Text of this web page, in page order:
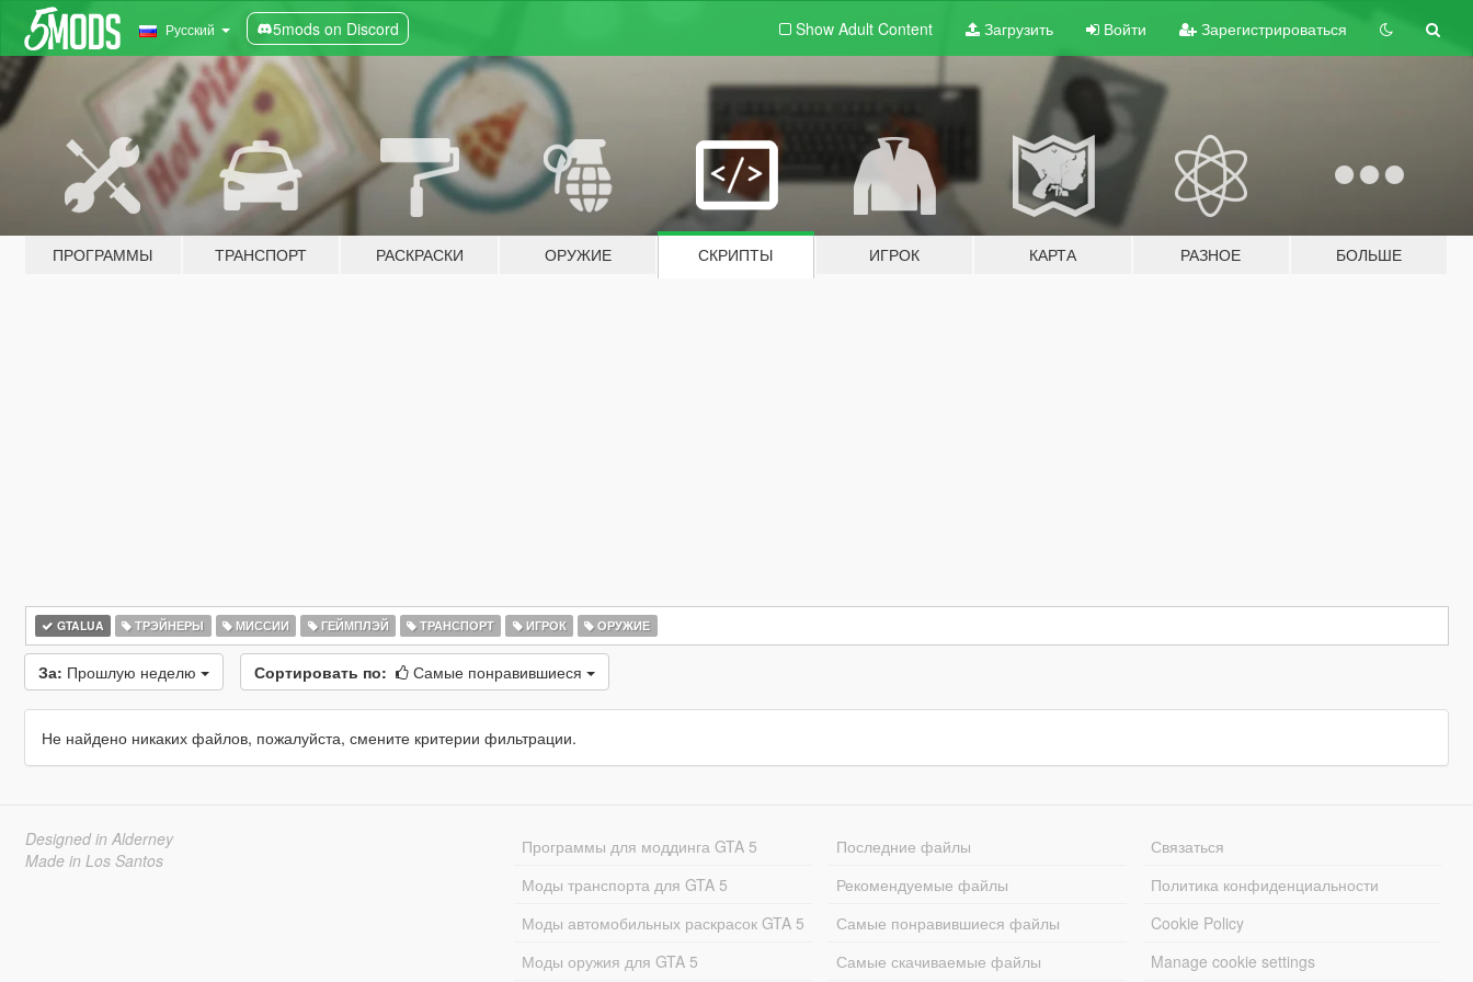
Русский 5mods on Discord Show Adult Content Загрузить Войти Зарегистрироваться
ПРОГРАММЫ ТРАНСПОРТ РАСКРАСКИ ОРУЖИЕ СКРИПТЫ ИГРОК КАРТА РАЗНОЕ БОЛЬШЕ
GTALUA ТРЭЙНЕРЫ МИССИИ ГЕЙМПЛЭЙ ТРАНСПОРТ ИГРОК ОРУЖИЕ
За: Прошлую неделю Сортировать по: Самые понравившиеся
Не найдено никаких файлов, пожалуйста, смените критерии фильтрации.
Designed in Alderney
Made in Los Santos
Программы для моддинга GTA 5
Моды транспорта для GTA 5
Моды автомобильных раскрасок GTA 5
Моды оружия для GTA 5
Последние файлы
Рекомендуемые файлы
Самые понравившиеся файлы
Самые скачиваемые файлы
Связаться
Политика конфиденциальности
Cookie Policy
Manage cookie settings